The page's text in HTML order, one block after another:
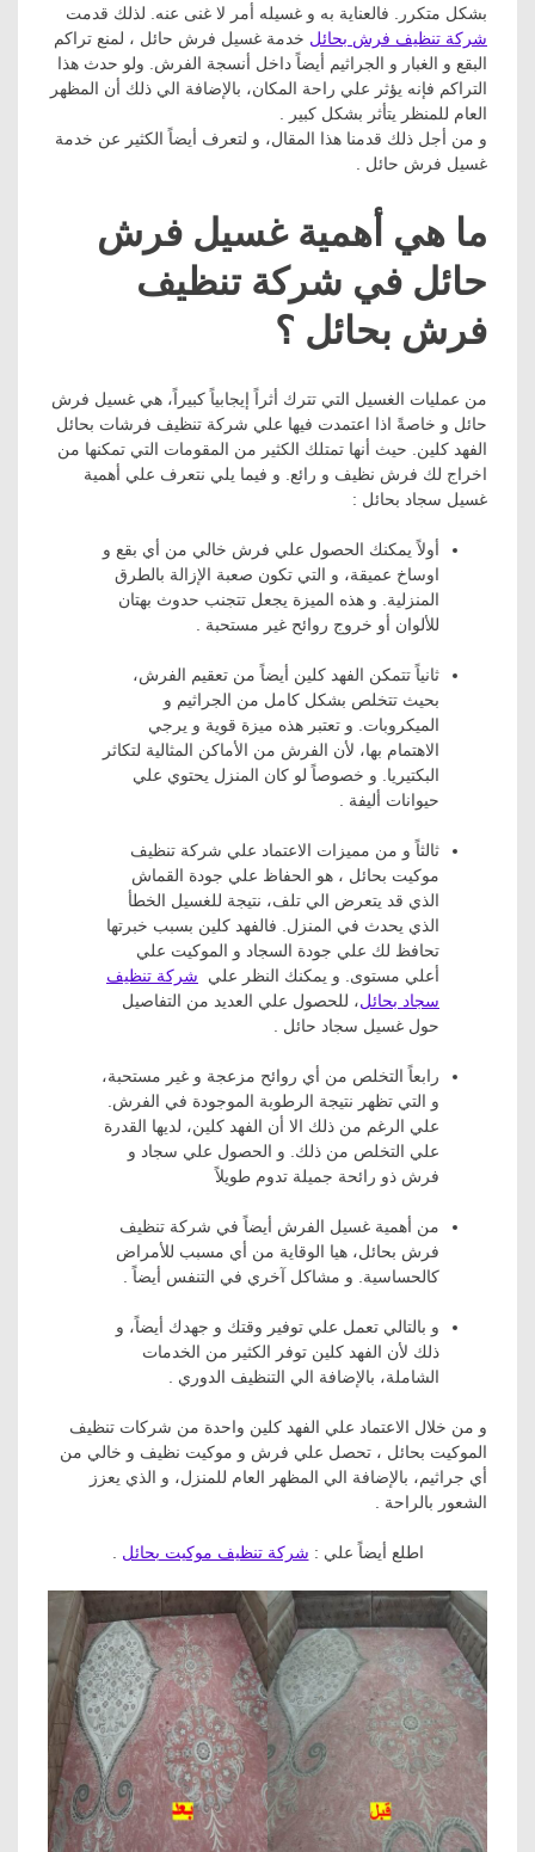
بشكل متكرر. فالعناية به و غسيله أمر لا غنى عنه. لذلك قدمت
شركة تنظيف فرش بحائل خدمة غسيل فرش حائل ، لمنع تراكم
البقع و الغبار و الجراثيم أيضاً داخل أنسجة الفرش. ولو حدث هذا
التراكم فإنه يؤثر علي راحة المكان، بالإضافة الي ذلك أن المظهر
العام للمنظر يتأثر بشكل كبير .
و من أجل ذلك قدمنا هذا المقال، و لتعرف أيضاً الكثير عن خدمة
غسيل فرش حائل .
ما هي أهمية غسيل فرش
حائل في شركة تنظيف
فرش بحائل ؟
من عمليات الغسيل التي تترك أثراً إيجابياً كبيراً، هي غسيل فرش
حائل و خاصةً اذا اعتمدت فيها علي شركة تنظيف فرشات بحائل
الفهد كلين. حيث أنها تمتلك الكثير من المقومات التي تمكنها من
اخراج لك فرش نظيف و رائع. و فيما يلي نتعرف علي أهمية
غسيل سجاد بحائل :
أولاً يمكنك الحصول علي فرش خالي من أي بقع و
اوساخ عميقة، و التي تكون صعبة الإزالة بالطرق
المنزلية. و هذه الميزة يجعل تتجنب حدوث بهتان
للألوان أو خروج روائح غير مستحبة .
ثانياً تتمكن الفهد كلين أيضاً من تعقيم الفرش،
بحيث تتخلص بشكل كامل من الجراثيم و
الميكروبات. و تعتبر هذه ميزة قوية و يرجي
الاهتمام بها، لأن الفرش من الأماكن المثالية لتكاثر
البكتيريا. و خصوصاً لو كان المنزل يحتوي علي
حيوانات أليفة .
ثالثاً و من مميزات الاعتماد علي شركة تنظيف
موكيت بحائل ، هو الحفاظ علي جودة القماش
الذي قد يتعرض الي تلف، نتيجة للغسيل الخطأ
الذي يحدث في المنزل. فالفهد كلين بسبب خبرتها
تحافظ لك علي جودة السجاد و الموكيت علي
أعلي مستوى. و يمكنك النظر علي شركة تنظيف
سجاد بحائل، للحصول علي العديد من التفاصيل
حول غسيل سجاد حائل .
رابعاً التخلص من أي روائح مزعجة و غير مستحبة،
و التي تظهر نتيجة الرطوبة الموجودة في الفرش.
علي الرغم من ذلك الا أن الفهد كلين، لديها القدرة
علي التخلص من ذلك. و الحصول علي سجاد و
فرش ذو رائحة جميلة تدوم طويلاً
من أهمية غسيل الفرش أيضاً في شركة تنظيف
فرش بحائل، هيا الوقاية من أي مسبب للأمراض
كالحساسية. و مشاكل آخري في التنفس أيضاً .
و بالتالي تعمل علي توفير وقتك و جهدك أيضاً، و
ذلك لأن الفهد كلين توفر الكثير من الخدمات
الشاملة، بالإضافة الي التنظيف الدوري .
و من خلال الاعتماد علي الفهد كلين واحدة من شركات تنظيف
الموكيت بحائل ، تحصل علي فرش و موكيت نظيف و خالي من
أي جراثيم، بالإضافة الي المظهر العام للمنزل، و الذي يعزز
الشعور بالراحة .
اطلع أيضاً علي : شركة تنظيف موكيت بحائل .